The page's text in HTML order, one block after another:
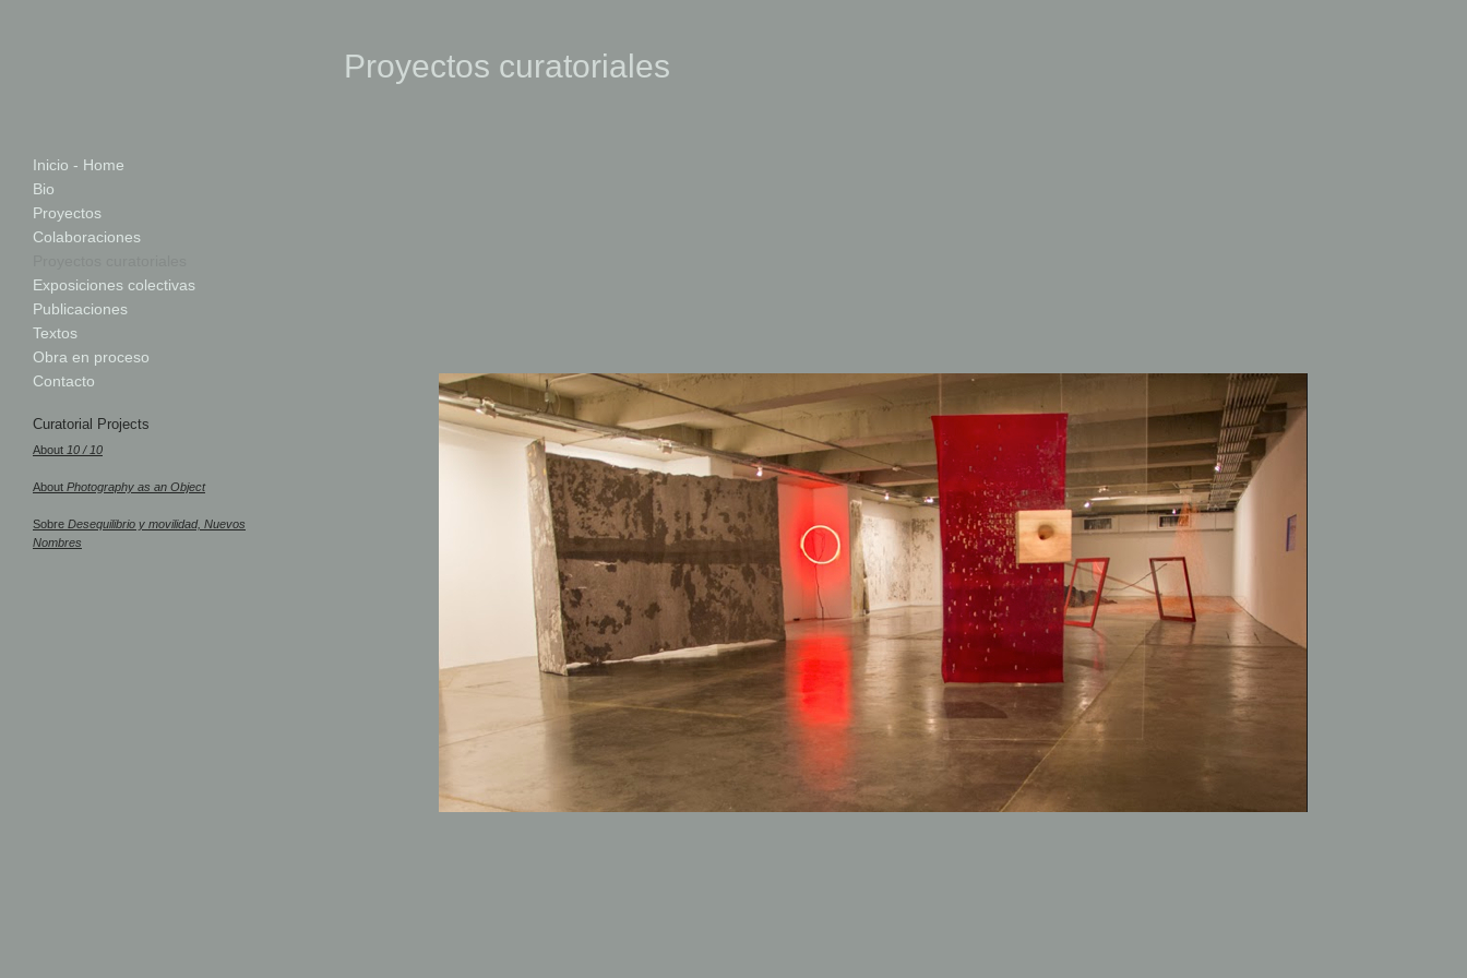
Proyectos curatoriales
Inicio - Home
Bio
Proyectos
Colaboraciones
Exposiciones colectivas
Publicaciones
Textos
Obra en proceso
Contacto
Curatorial Projects
About 10 / 10
About Photography as an Object
Sobre Desequilibrio y movilidad, Nuevos
Nombres